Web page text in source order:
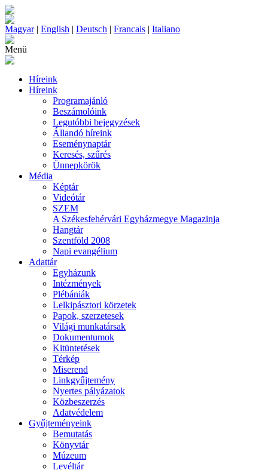
Magyar| English | Deutsch | Francais | Italiano
Menü
Híreink
Híreink
Programajánló
Beszámolóink
Legutóbbi bejegyzések
Állandó híreink
Eseménynaptár
Keresés, szűrés
Ünnepkörök
Média
Képtár
Videótár
SZEM
A Székesfehérvári Egyházmegye Magazinja
Hangtár
Szentföld 2008
Napi evangélium
Adattár
Egyházunk
Intézmények
Plébániák
Lelkipásztori körzetek
Papok, szerzetesek
Világi munkatársak
Dokumentumok
Kitüntetések
Térkép
Miserend
Linkgyűjtemény
Nyertes pályázatok
Közbeszerzés
Adatvédelem
Gyűjteményeink
Bemutatás
Könyvtár
Múzeum
Levéltár